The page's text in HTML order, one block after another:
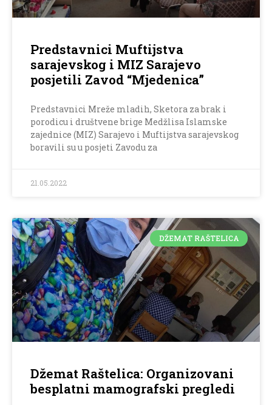
Predstavnici Muftijstva
sarajevskog i MIZ Sarajevo
posjetili Zavod “Mjedenica”
Predstavnici Mreže mladih, Sketora za brak i
porodicu i društvene brige Medžlisa Islamske
zajednice (MIZ) Sarajevo i Muftijstva sarajevskog
boravili su u posjeti Zavodu za
21.05.2022
DŽEMAT RAŠTELICA
Džemat Raštelica: Organizovani
besplatni mamografski pregledi